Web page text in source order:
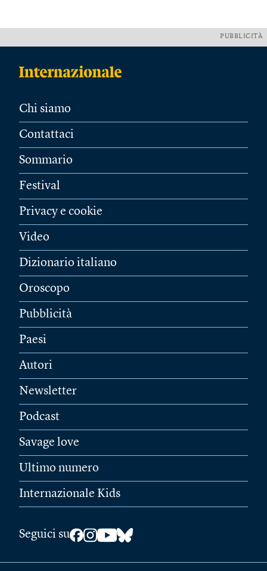
PUBBLICITÀ
Chi siamo
Contattaci
Sommario
Festival
Privacy e cookie
Video
Dizionario italiano
Oroscopo
Pubblicità
Paesi
Autori
Newsletter
Podcast
Savage love
Ultimo numero
Internazionale Kids
Seguici su